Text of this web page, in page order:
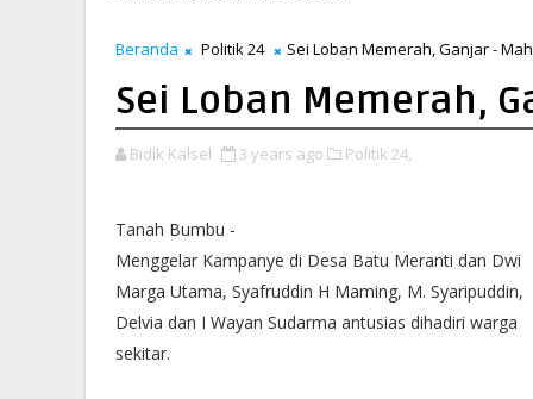
Beranda Politik 24 Sei Loban Memerah, Ganjar -
Sei Loban Memerah,
Bidik Kalsel 3 years ago Politik 24,
Tanah Bumbu -
Menggelar Kampanye di Desa Batu Meranti dan Dwi
Marga Utama, Syafruddin H Maming, M. Syaripuddin,
Delvia dan I Wayan Sudarma antusias dihadiri warga
sekitar.